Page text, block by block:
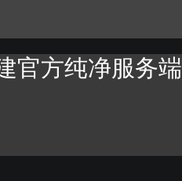
官方纯净服务端